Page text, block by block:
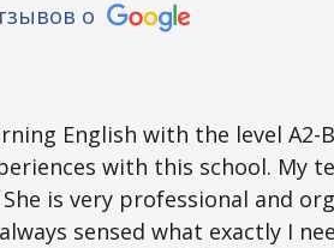
о
English with the level A2-
with this school. My
is very professional and
sensed what exactly I